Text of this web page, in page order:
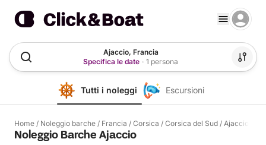
Ajaccio, Francia
Specifica le date · 1 persona
Tutti i noleggi Escursioni
Home / Noleggio barche / Francia / Corsica / Corsica del Sud / Ajaccio
Noleggio Barche Ajaccio